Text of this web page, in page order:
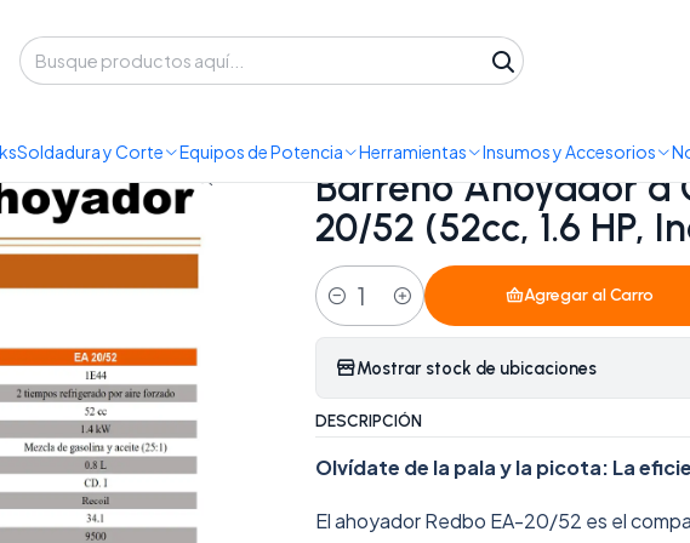
Soldadura y Corte Equipos de Potencia Herramientas Insumos y Accesorios
Barreno Ahoyador a Gasolina Redbo EA-20/52 (52cc, 1.6 HP, Incluye 3
|
Barreno Ahoyador a
20/52 (52cc, 1.6 HP,
Cantidad
Agregar al Carro
Mostrar stock de ubicaciones
DESCRIPCIÓN
Olvídate de la pala y la picota: La
El ahoyador Redbo EA-20/52 es el